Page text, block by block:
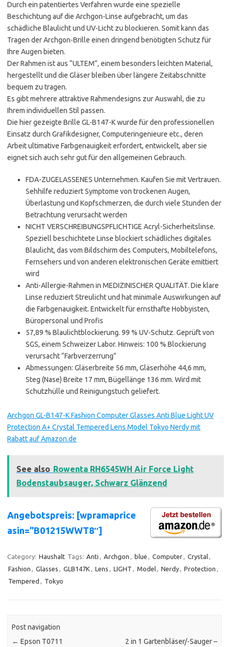
Durch ein patentiertes Verfahren wurde eine spezielle
Beschichtung auf die Archgon-Linse aufgebracht, um das
schädliche Blaulicht und UV-Licht zu blockieren. Somit kann das
Tragen der Archgon-Brille einen dringend benötigten Schutz für
Ihre Augen bieten.
Der Rahmen ist aus “ULTEM”, einem besonders leichten Material,
hergestellt und die Gläser bleiben über längere Zeitabschnitte
bequem zu tragen.
Es gibt mehrere attraktive Rahmendesigns zur Auswahl, die zu
Ihrem individuellen Stil passen.
Die hier gezeigte Brille GL-B147-K wurde für den professionellen
Einsatz durch Grafikdesigner, Computeringenieure etc., deren
Arbeit ultimative Farbgenauigkeit erfordert, entwickelt, aber sie
eignet sich auch sehr gut für den allgemeinen Gebrauch.
FDA-ZUGELASSENES Unternehmen. Kaufen Sie mit Vertrauen.
Sehhilfe reduziert Symptome von trockenen Augen,
Überlastung und Kopfschmerzen, die durch viele Stunden der
Betrachtung verursacht werden
NICHT VERSCHREIBUNGSPFLICHTIGE Acryl-Sicherheitslinse.
Speziell beschichtete Linse blockiert schädliches digitales
Blaulicht, das vom Bildschirm des Computers, Mobiltelefons,
Fernsehers und von anderen elektronischen Geräte emittiert
wird
Anti-Allergie-Rahmen in MEDIZINISCHER QUALITÄT. Die klare
Linse reduziert Streulicht und hat minimale Auswirkungen auf
die Farbgenauigkeit. Entwickelt für ernsthafte Hobbyisten,
Büropersonal und Profis
57,89 % Blaulichtblockierung. 99 % UV-Schutz. Geprüft von
SGS, einem Schweizer Labor. Hinweis: 100 % Blockierung
verursacht “Farbverzerrung”
Abmessungen: Gläserbreite 56 mm, Gläserhöhe 44,6 mm,
Steg (Nase) Breite 17 mm, Bügellänge 136 mm. Wird mit
Schutzhülle und Reinigungstuch geliefert.
Archgon GL-B147-K Fashion Computer Glasses Anti Blue Light UV
Protection A+ Crystal Tempered Lens Model Tokyo Nerdy mit
Rabatt auf Amazon.de
See also Rowenta RH6545WH Air Force Light
Bodenstaubsauger, Schwarz Glänzend
Angebotspreis: [wpramaprice
asin=”B01215WWT8″]
Category: Haushalt Tags: Anti , Archgon , blue , Computer, Crystal,
Fashion , Glasses , GLB147K , Lens , LIGHT , Model, Nerdy, Protection ,
Tempered , Tokyo
Post navigation
← Epson T0711 2 in 1 Gartenbläser/-Sauger –